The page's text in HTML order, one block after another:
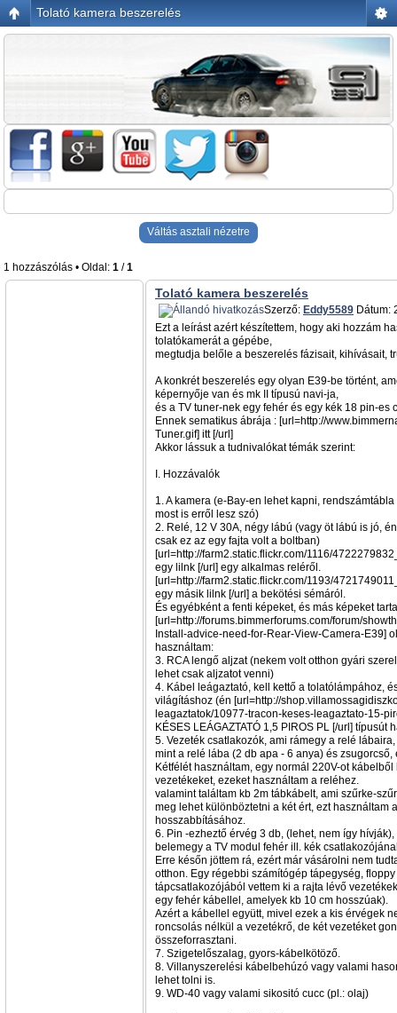
Tolató kamera beszerelés
Váltás asztali nézetre
1 hozzászólás • Oldal: 1 /1
Tolató kamera beszerelés
Szerző: Eddy5589 Dátum:
Ezt a leírást azért készítettem, hogy aki hozzám
tolatókamerát a gépébe,
megtudja belőle a beszerelés fázisait, kihívásait,
A konkrét beszerelés egy olyan E39-be történt,
képernyője van és mk II típusú navi-ja,
és a TV tuner-nek egy fehér és egy kék 18 pin-es
Ennek sematikus ábrája : [url=http://
Tuner.gif] itt [/url]
Akkor lássuk a tudnivalókat témák szerint:
I. Hozzávalók
1. A kamera (e-Bay-en lehet kapni,
most is erről lesz szó)
2. Relé, 12 V 30A, négy lábú (vagy öt lábú is jó,
csak ez az egy fajta volt a boltban)
[url=http://farm2.static.flickr.com/1116/
egy lilnk [/url] egy alkalmas reléről.
[url=http://farm2.static.flickr.com/1193/
egy másik lilnk [/url] a bekötési sémáról.
És egyébként a fenti képeket, és más képeket
[url=http://forums.bimmerforums.com/forum/
Install-advice-need-for-Rear-View-Camera-E39]
használtam:
3. RCA lengő aljzat (nekem volt otthon gyári
lehet csak aljzatot venni)
4. Kábel leágaztató, kell kettő a tolatólámpához,
világításhoz (én [url=http://
leagaztatok/10977-tracon-keses-leagaztato-15-
KÉSES LEÁGAZTATÓ 1,5 PIROS PL [/url] típusút
5. Vezeték csatlakozók, ami rámegy a relé
mint a relé lába (2 db apa - 6 anya) és zsugorcső,
Kétfélét használtam, egy normál 220V-ot
vezetékeket, ezeket használtam a reléhez.
valamint találtam kb 2m tábkábelt, ami szűrke-
meg lehet különböztetni a két ért, ezt használtam
hosszabbításához.
6. Pin -ezheztő érvég 3 db, (lehet, nem így
belemegy a TV modul fehér ill. kék
Erre későn jöttem rá, ezért már vásárolni nem
otthon. Egy régebbi számítógép tápegység,
tápcsatlakozójából vettem ki a rajta lévő
egy fehér kábellel, amelyek kb 10 cm hosszúak).
Azért a kábellel együtt, mivel ezek a kis érvégek
roncsolás nélkül a vezetékrő, de két vezetéket
összeforrasztani.
7. Szigetelőszalag, gyors-kábelkötöző.
8. Villanyszerelési kábelbehúzó vagy valami
lehet tolni is.
9. WD-40 vagy valami sikositó cucc (pl.: olaj)